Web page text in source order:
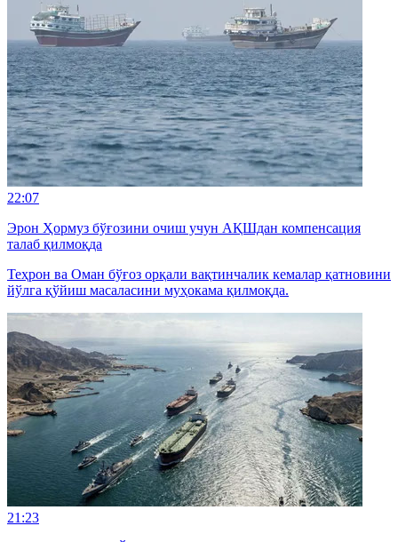
22:07
Эрон Ҳормуз бўғозини очиш учун АҚШдан компенсация
талаб қилмоқда
Теҳрон ва Оман бўғоз орқали вақтинчалик кемалар қатновини
йўлга қўйиш масаласини муҳокама қилмоқда.
21:23